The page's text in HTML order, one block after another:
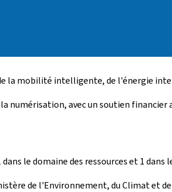
la mobilité intelligente, de l'énergie
numérisation, avec un soutien
le domaine des ressources et 1 dans
de l'Environnement, du Climat et